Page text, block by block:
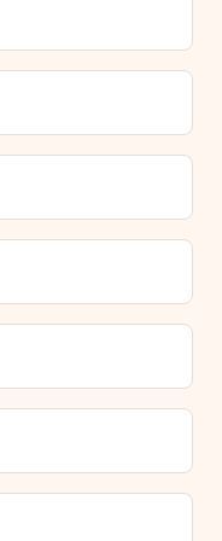
essere consegnato.
riceverò il mio
sulla pagina
sono previste in
servizio clienti.
di pagamento: